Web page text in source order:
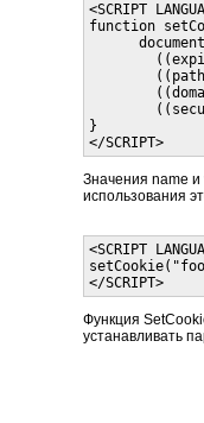
<SCRIPT
function
}
Значения name
использования
<SCRIPT
Функция
устанавливать